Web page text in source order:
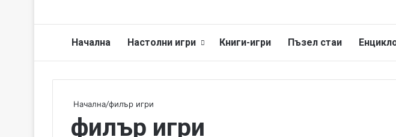
Начална Настолни игри Книги-игри Пъзел стаи
Начална/филър игри
филър игри